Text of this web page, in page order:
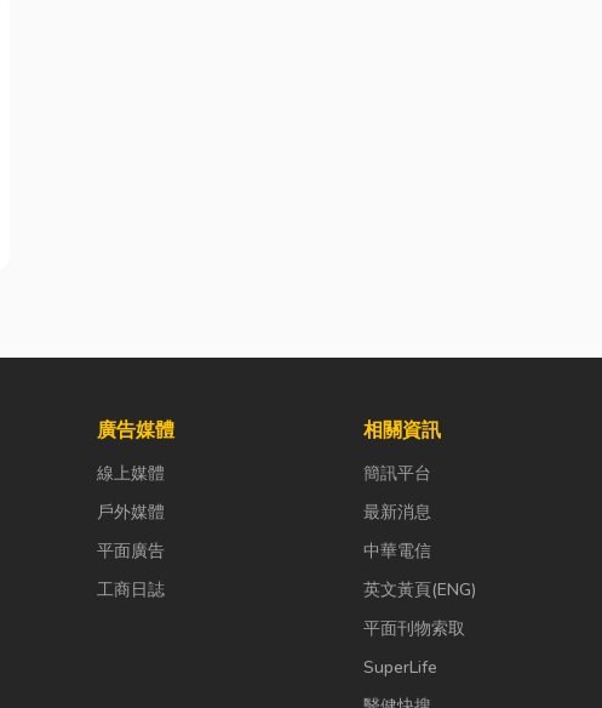
廣告媒體
線上媒體
戶外媒體
平面廣告
工商日誌
相關資訊
簡訊平台
最新消息
中華電信
英文黃頁(ENG)
平面刊物索取
SuperLife